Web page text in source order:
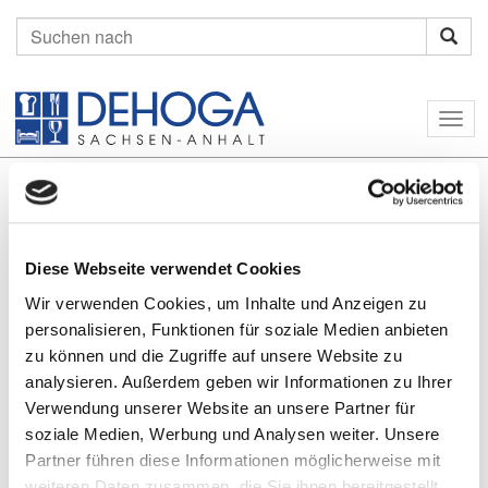
Diese Webseite verwendet Cookies
Wir verwenden Cookies, um Inhalte und Anzeigen zu
personalisieren, Funktionen für soziale Medien anbieten
zu können und die Zugriffe auf unsere Website zu
analysieren. Außerdem geben wir Informationen zu Ihrer
Verwendung unserer Website an unsere Partner für
soziale Medien, Werbung und Analysen weiter. Unsere
Partner führen diese Informationen möglicherweise mit
nach:
Home Login
Unternavigation